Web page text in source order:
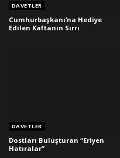
DAVETLER
Cumhurbaşkanı’na Hediye
Edilen Kaftanın Sırrı
DAVETLER
Dostları Buluşturan “Eriyen
Hatıralar”